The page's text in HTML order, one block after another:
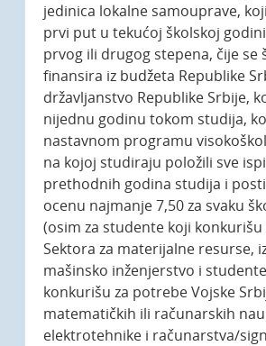
jedinica lokalne samouprave,
prvi put u tekućoj školskoj
prvog ili drugog stepena, čije se
finansira iz budžeta Republike
državljanstvo Republike Srbije,
nijednu godinu tokom studija,
nastavnom programu
na kojoj studiraju položili sve
prethodnih godina studija i
ocenu najmanje 7,50 za svaku
(osim za studente koji
Sektora za materijalne resurse,
mašinsko inženjerstvo i
konkurišu za potrebe Vojske
matematičkih ili računarskih
elektrotehnike i računarstva/